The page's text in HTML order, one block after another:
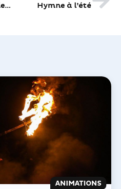
La silver économie: un marché porteur Hymne à l’été
ANIMATIONS